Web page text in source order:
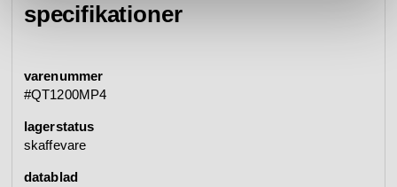
specifikationer
varenummer
#QT1200MP4
lagerstatus
skaffevare
datablad